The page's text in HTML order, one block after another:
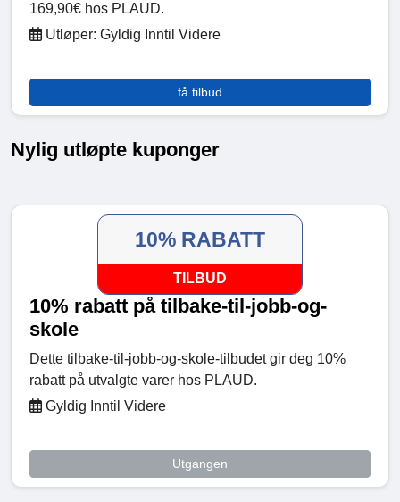
169,90€ hos PLAUD.
Utløper: Gyldig Inntil Videre
få tilbud
Nylig utløpte kuponger
10% RABATT
TILBUD
10% rabatt på tilbake-til-jobb-og-
skole
Dette tilbake-til-jobb-og-skole-tilbudet gir deg 10%
rabatt på utvalgte varer hos PLAUD.
Gyldig Inntil Videre
Utgangen